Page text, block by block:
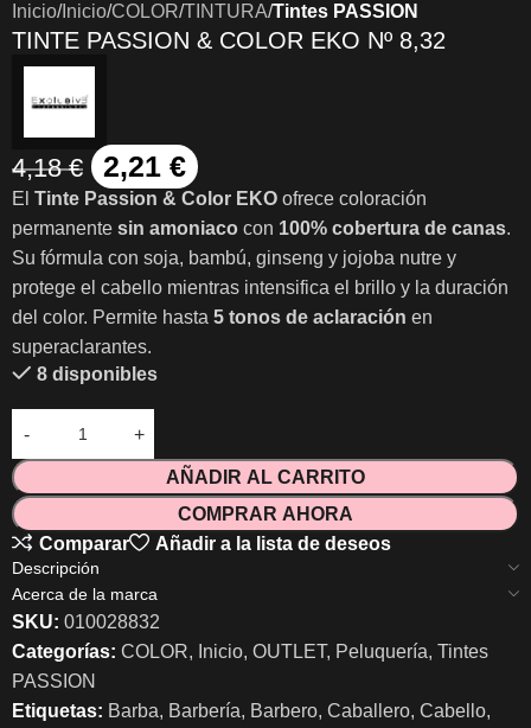
Inicio Inicio COLOR TINTURA Tintes PASSION
TINTE PASSION & COLOR EKO Nº 8,32
4,18€ 2,21 €
El Tinte Passion & Color EKO ofrece coloración
permanente sin amoniaco con 100% cobertura de canas.
Su fórmula con soja, bambú, ginseng y jojoba nutre y
protege el cabello mientras intensifica el brillo y la duración
del color. Permite hasta 5 tonos de aclaración en
superaclarantes.
8 disponibles
AÑADIR AL CARRITO
COMPRAR AHORA
Comparar
Añadir a la lista de deseos
Descripción
Acerca de la marca
SKU: 010028832
Categorías: COLOR, Inicio, OUTLET, Peluquería, Tintes
PASSION
Etiquetas: Barba, Barbería, Barbero, Caballero, Cabello,